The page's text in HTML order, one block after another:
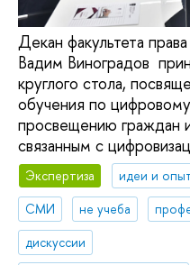
Декан факультета
Вадим Виноградов
круглого стола,
обучения по
просвещению граждан
связанным с
Экспертиза
идеи и
СМИ
не учеба
дискуссии